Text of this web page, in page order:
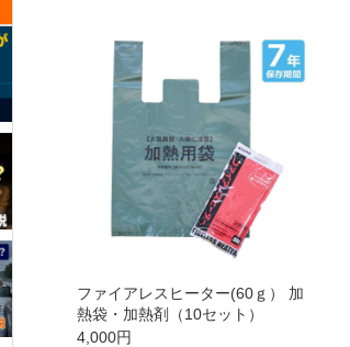
ファイアレスヒーター(60ｇ） 加
熱袋・加熱剤（10セット）
4,000円